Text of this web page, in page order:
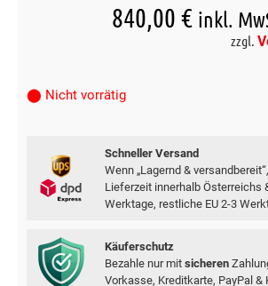
840,00€ inkl.
zzgl.
⬤ Nicht vorrätig
Schneller Versand
Wenn „Lagernd &
Lieferzeit innerhalb Österreichs
Werktage, restliche EU 2-3
Käuferschutz
Bezahle nur mit sicheren
Vorkasse, Kreditkarte, PayPal &